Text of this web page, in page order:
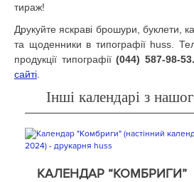
тираж!
Друкуйте яскраві брошури, буклети,
та щоденники в типографії huss.
продукції типографії(044) 587-98-53.
сайті
Інші календарі з
КАЛЕНДАР “КОМБРИГИ”